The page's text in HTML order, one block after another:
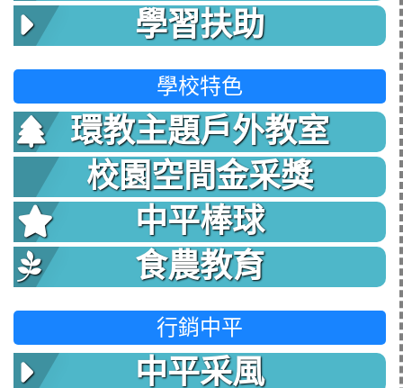
學習扶助
學校特色
環教主題戶外教室
校園空間金采獎
中平棒球
食農教育
行銷中平
中平采風